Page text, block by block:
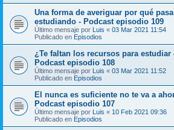
Una forma de averiguar por qué
estudiando - Podcast episodio 109
Último mensaje por Luis « 03 Mar 2021 11:54
Publicado en Episodios
¿Te faltan los recursos para
Podcast episodio 108
Último mensaje por Luis « 03 Mar 2021 11:52
Publicado en Episodios
El nunca es suficiente no te va a
Podcast episodio 107
Último mensaje por Luis « 10 Feb 2021 09:36
Publicado en Episodios